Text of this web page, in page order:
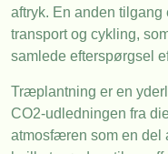
aftryk. En anden tilgang
transport og cykling,
samlede efterspørgsel
Træplantning er en
CO2-udledningen fra
atmosfæren som en del